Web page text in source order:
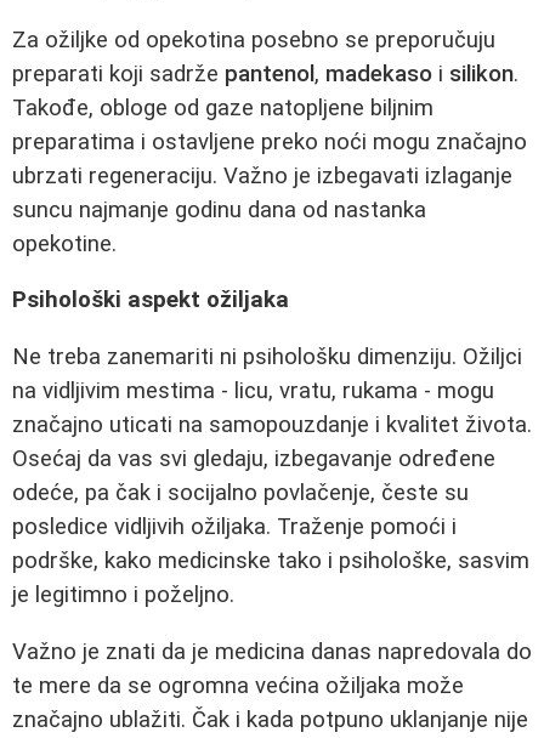
Za ožiljke od opekotina posebno se preporučuju
preparati koji sadrže pantenol , madekaso i silikon.
Takođe, obloge od gaze natopljene biljnim
preparatima i ostavljene preko noći mogu značajno
ubrzati regeneraciju. Važno je izbegavati izlaganje
suncu najmanje godinu dana od nastanka
opekotine.
Psihološki aspekt ožiljaka
Ne treba zanemariti ni psihološku dimenziju. Ožiljci
na vidljivim mestima - licu, vratu, rukama - mogu
značajno uticati na samopouzdanje i kvalitet života.
Osećaj da vas svi gledaju, izbegavanje određene
odeće, pa čak i socijalno povlačenje, česte su
posledice vidljivih ožiljaka. Traženje pomoći i
podrške, kako medicinske tako i psihološke, sasvim
je legitimno i poželjno.
Važno je znati da je medicina danas napredovala do
te mere da se ogromna većina ožiljaka može
značajno ublažiti. Čak i kada potpuno uklanjanje nije